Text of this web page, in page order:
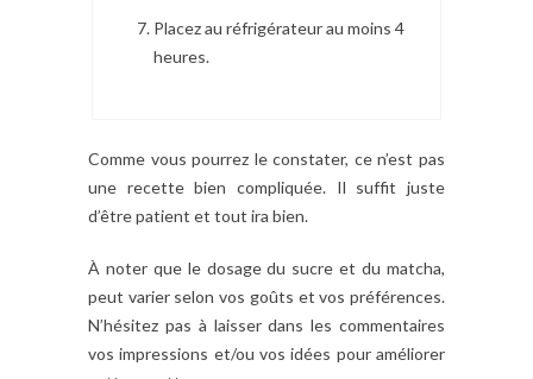
Placez au réfrigérateur au moins 4
heures.
Comme vous pourrez le constater, ce n’est pas
une recette bien compliquée. Il suffit juste
d’être patient et tout ira bien.
À noter que le dosage du sucre et du matcha,
peut varier selon vos goûts et vos préférences.
N’hésitez pas à laisser dans les commentaires
vos impressions et/ou vos idées pour améliorer